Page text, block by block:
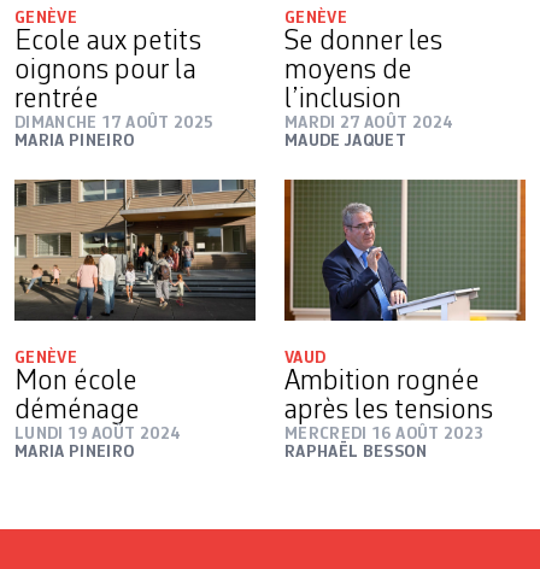
GENÈVE
Ecole aux petits
oignons pour la
rentrée
DIMANCHE 17 AOÛT 2025
MARIA PINEIRO
GENÈVE
Se donner les
moyens de
l’inclusion
MARDI 27 AOÛT 2024
MAUDE JAQUET
GENÈVE
Mon école
déménage
LUNDI 19 AOÛT 2024
MARIA PINEIRO
VAUD
Ambition rognée
après les tensions
MERCREDI 16 AOÛT 2023
RAPHAËL BESSON